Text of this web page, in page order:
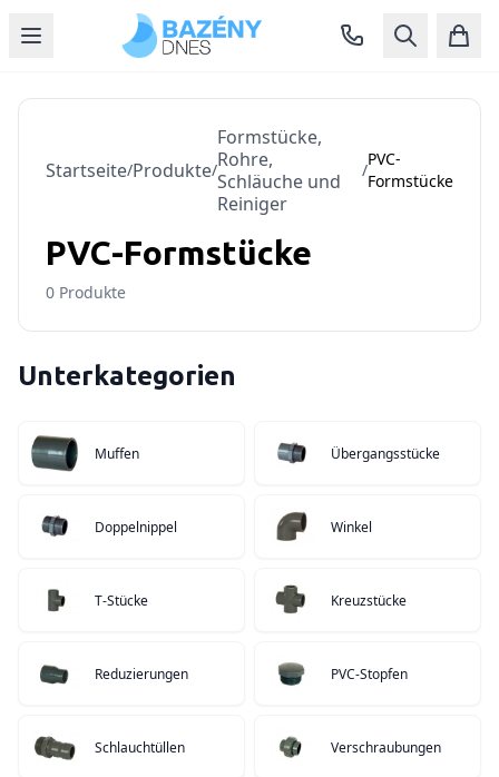
Startseite/Produkte/
Formstücke,
Rohre,
Schläuche und
Reiniger
/
PVC-
Formstücke
PVC-Formstücke
0 Produkte
Unterkategorien
Muffen Übergangsstücke
Doppelnippel Winkel
T-Stücke Kreuzstücke
Reduzierungen PVC-Stopfen
Schlauchtüllen Verschraubungen